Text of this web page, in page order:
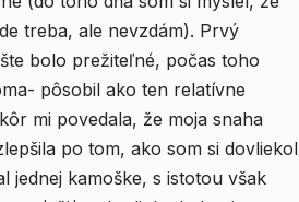
treba, ale nevzdám). Prvý
bolo prežiteľné, počas toho
pôsobil ako ten relatívne
mi povedala, že moja snaha
jednej kamoške, s istotou však